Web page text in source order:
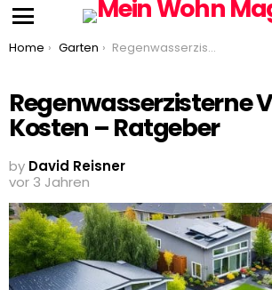
You are here:
Home Garten Regenwasserzisterne Vorteile & Kosten – Ratgeber
Regenwasserzisterne
Kosten – Ratgeber
by David Reisner
vor 3 Jahren